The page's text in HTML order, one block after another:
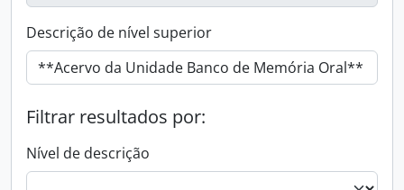
Descrição de nível superior
Filtrar resultados por:
Nível de descrição